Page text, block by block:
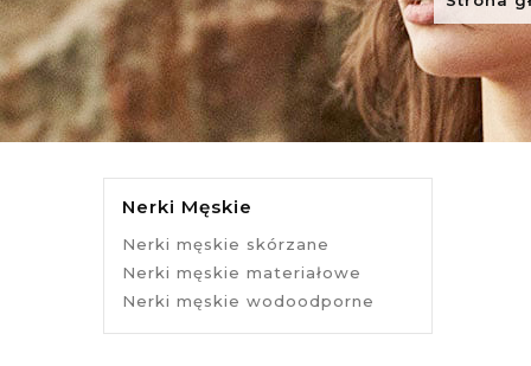
Nerki Męskie
Nerki męskie skórzane
Nerki męskie materiałowe
Nerki męskie wodoodporne